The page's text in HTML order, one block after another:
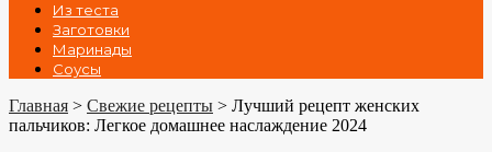
Из теста
Заготовки
Маринады
Соусы
Главная > Свежие рецепты > Лучший рецепт женских
пальчиков: Легкое домашнее наслаждение 2024